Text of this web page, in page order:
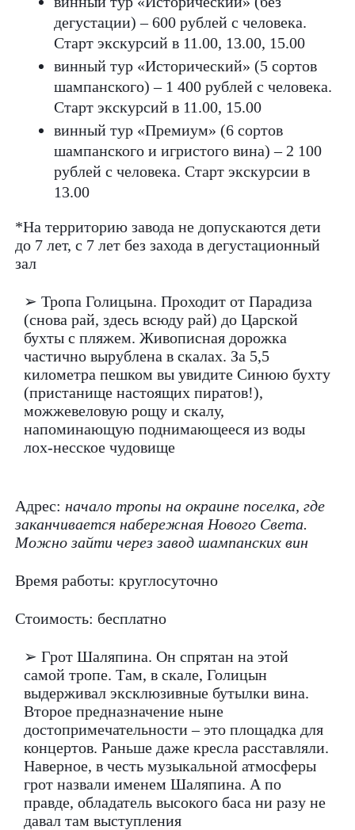
дегустации) – 600 рублей с человека.
Старт экскурсий в 11.00, 13.00, 15.00
винный тур «Исторический» (5 сортов
шампанского) – 1 400 рублей с человека.
Старт экскурсий в 11.00, 15.00
винный тур «Премиум» (6 сортов
шампанского и игристого вина) – 2 100
рублей с человека. Старт экскурсии в
13.00
*На территорию завода не допускаются дети
до 7 лет, с 7 лет без захода в дегустационный
зал
➢ Тропа Голицына. Проходит от Парадиза
(снова рай, здесь всюду рай) до Царской
бухты с пляжем. Живописная дорожка
частично вырублена в скалах. За 5,5
километра пешком вы увидите Синюю бухту
(пристанище настоящих пиратов!),
можжевеловую рощу и скалу,
напоминающую поднимающееся из воды
лох-несское чудовище
Адрес: начало тропы на окраине поселка, где
заканчивается набережная Нового Света.
Можно зайти через завод шампанских вин
Время работы: круглосуточно
Стоимость: бесплатно
➢ Грот Шаляпина. Он спрятан на этой
самой тропе. Там, в скале, Голицын
выдерживал эксклюзивные бутылки вина.
Второе предназначение ныне
достопримечательности – это площадка для
концертов. Раньше даже кресла расставляли.
Наверное, в честь музыкальной атмосферы
грот назвали именем Шаляпина. А по
правде, обладатель высокого баса ни разу не
давал там выступления